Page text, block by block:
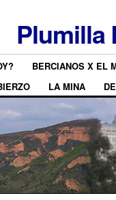
Plumilla
BERCIANOS X EL
LA MINA